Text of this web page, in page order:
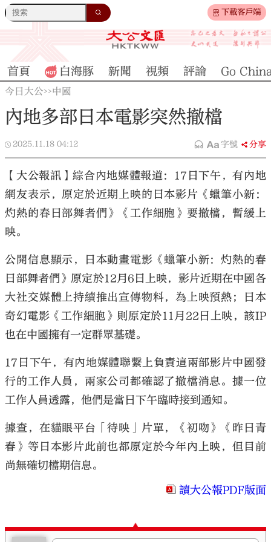
下載客戶端
首頁 白海豚 新聞 視頻 評論 Go
今日大公>>中國
內地多部日本電影突然撤檔
2025.11.18 04:12 字號 分享
【大公報訊】綜合內地媒體報道：17日下午，有內地
網友表示，原定於近期上映的日本影片《蠟筆小新：
灼熱的春日部舞者們》《工作細胞》要撤檔，暫緩上
映。
公開信息顯示，日本動畫電影《蠟筆小新：灼熱的春
日部舞者們》原定於12月6日上映，影片近期在中國各
大社交媒體上持續推出宣傳物料，為上映預熱；日本
奇幻電影《工作細胞》則原定於11月22日上映，該IP
也在中國擁有一定群眾基礎。
17日下午，有內地媒體聯繫上負責這兩部影片中國發
行的工作人員，兩家公司都確認了撤檔消息。據一位
工作人員透露，他們是當日下午臨時接到通知。
據查，在貓眼平台「待映」片單，《初吻》《昨日青
春》等日本影片此前也都原定於今年內上映，但目前
尚無確切檔期信息。
讀大公報PDF版面